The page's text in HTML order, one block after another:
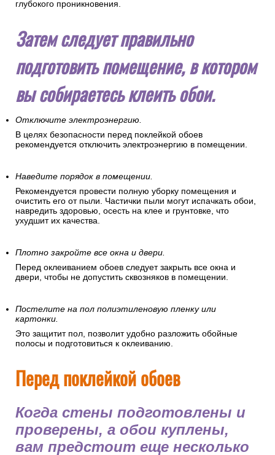
Нанесите грунтовку ровным тонким слоем на стену с
помощью валика. Избегайте попадания брызг грунтовки на
потолок и пол. Рекомендуется выбирать грунтовку
глубокого проникновения.
Затем следует правильно
подготовить помещение, в котором
Отключите электроэнергию.
В целях безопасности перед поклейкой обоев
рекомендуется отключить электроэнергию в помещении.
Рекомендуется провести полную уборку помещения и
очистить его от пыли. Частички пыли могут испачкать обои,
навредить здоровью, осесть на клее и грунтовке, что
Плотно закройте все окна и двери.
Перед оклеиванием обоев следует закрыть все окна и
двери, чтобы не допустить сквозняков в помещении.
Постелите на пол полиэтиленовую пленку или
картонки.
полосы и подготовиться к оклеиванию.
Перед поклейкой обоев